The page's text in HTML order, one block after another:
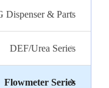
Dispenser & Parts
DEF/Urea Series
Flowmeter Series